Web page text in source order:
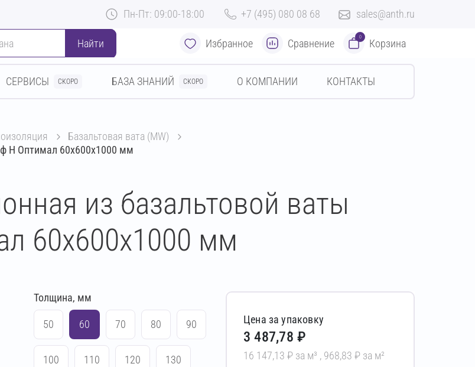
Пн-Пт: 09:00-18:00 +7 (495) 080 08 68 sales@anth.ru
Найти Избранное Сравнение
0
Корзина
СЕРВИСЫ СКОРО БАЗА ЗНАНИЙ СКОРО О КОМПАНИИ КОНТАКТЫ
базальтовая вата (MW)
Н Оптимал 60х600х1000 мм
из базальтовой ваты
60х600х1000 мм
Толщина, мм
50 60 70 80 90
100 110 120 130
Цена за упаковку
3 487,78 ₽
16 147,13 ₽ за м³ , 968,83 ₽ за м²